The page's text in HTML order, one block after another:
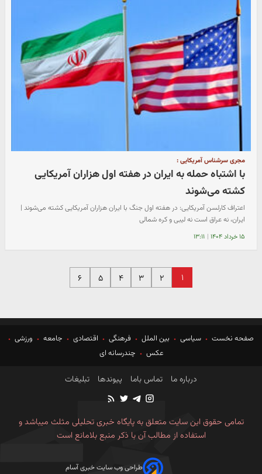
مجری سرشناس آمریکایی :
با اشتباه حمله به ایران در هفته اول هزاران آمریکایی
کشته می‌شوند
اعتراف کارلسن آمریکایی: در هفته اول جنگ با ایران هزاران آمریکایی کشته می‌شوند |
ایران، نه عراق است نه لیبی و کره شمالی
۱۵ خرداد ۱۴۰۴ | ۱۳:۱۱
۱ ۲ ۳ ۴ ۵ ۶
صفحه نخست سیاسی بین الملل فرهنگی اقتصادی جامعه
ورزشی
عکس
چندرسانه ای
درباره ما تماس باما پیوندها تبلیغات
تمامی حقوق این سایت متعلق به پایگاه خبری تحلیلی مثلث میباشد و
استفاده از مطالب آن با ذکر منبع بلامانع است
طراحی وب سایت خبری آسام